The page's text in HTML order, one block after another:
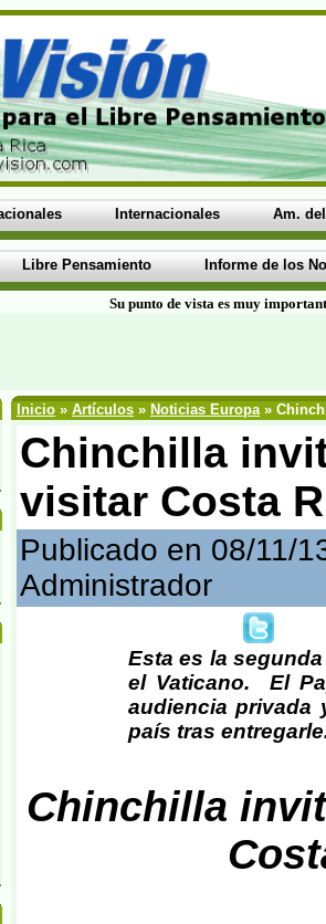
Internacionales Am.
Libre Pensamiento Informe de los
Su punto de vista es muy
Inicio » Artículos » Noticias Europa»
Chinchilla
visitar Costa
Publicado en 08/11/
Administrador
Esta es la
el Vaticano. El
audiencia privada
país tras
Chinchilla